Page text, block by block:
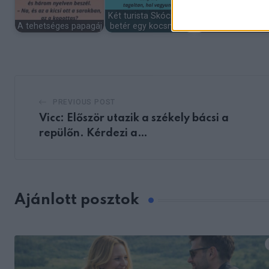
A tehetséges papagáj
Két turista Skóciában
betér egy kocsmába
Vicc: Először utazik a székely bácsi a
repülőn. Kérdezi a…
Ajánlott posztok